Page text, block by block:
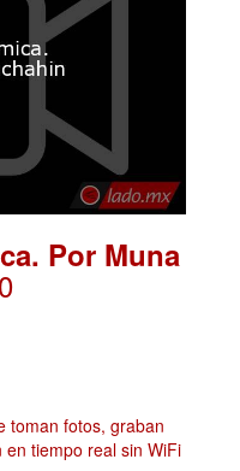
Por Muna